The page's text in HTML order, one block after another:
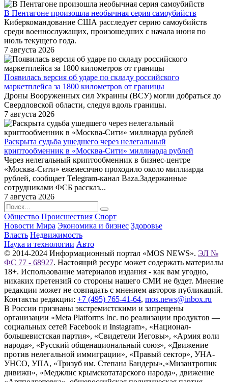
В Пентагоне произошла необычная серия самоубийств
Киберкомандование США расследует серию самоубийств
среди военнослужащих, произошедших с начала июня по
июль текущего года.
7 августа 2026
Появилась версия об ударе по складу российского
маркетплейса за 1800 километров от границы
Дроны Вооруженных сил Украины (ВСУ) могли добраться до
Свердловской области, следуя вдоль границы.
7 августа 2026
Раскрыта судьба ушедшего через нелегальный
криптообменник в «Москва-Сити» миллиарда рублей
Через нелегальный криптообменник в бизнес-центре
«Москва-Сити» ежемесячно проходило около миллиарда
рублей, сообщает Telegram-канал Baza.Задержанные
сотрудниками ФСБ рассказ...
7 августа 2026
Общество Происшествия Спорт
Новости Мира Экономика и бизнес Здоровье
Власть Недвижимость
Наука и технологии Авто
© 2014-2024 Информационный портал «MOS NEWS». ЭЛ №
ФС 77 - 68927. Настоящий ресурс может содержать материалы
18+. Использование материалов издания - как вам угодно,
никаких претензий со стороны нашего СМИ не будет. Мнение
редакции может не совпадать с мнением авторов публикаций.
Контакты редакции: +7 (495) 765-41-64, mos.news@inbox.ru
В России признаны экстремистскими и запрещены
организации «Meta Platforms Inc. по реализации продуктов —
социальных сетей Facebook и Instagram», «Национал-
большевистская партия», «Свидетели Иеговы», «Армия воли
народа», «Русский общенациональный союз», «Движение
против нелегальной иммиграции», «Правый сектор», УНА-
УНСО, УПА, «Тризуб им. Степана Бандеры»,«Мизантропик
дивижн», «Меджлис крымскотатарского народа», движение